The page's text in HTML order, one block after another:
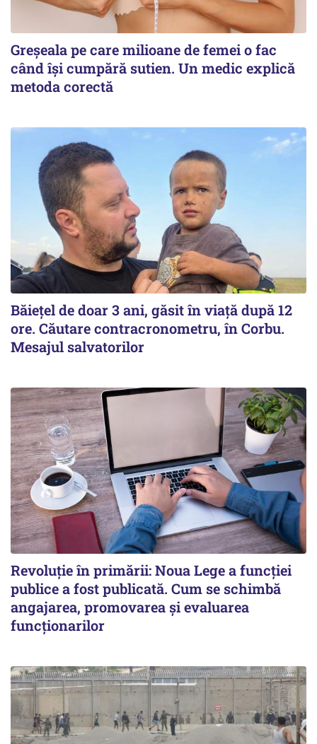
Greșeala pe care milioane de femei o fac
când își cumpără sutien. Un medic explică
metoda corectă
Băiețel de doar 3 ani, găsit în viață după 12
ore. Căutare contracronometru, în Corbu.
Mesajul salvatorilor
Revoluție în primării: Noua Lege a funcției
publice a fost publicată. Cum se schimbă
angajarea, promovarea și evaluarea
funcționarilor